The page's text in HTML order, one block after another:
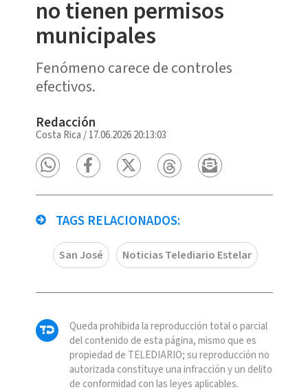
no tienen permisos
municipales
Fenómeno carece de controles
efectivos.
Redacción
Costa Rica /17.06.2026 20:13:03
TAGS RELACIONADOS:
San José Noticias Telediario Estelar
Queda prohibida la reproducción total o parcial
del contenido de esta página, mismo que es
propiedad de TELEDIARIO; su reproducción no
autorizada constituye una infracción y un delito
de conformidad con las leyes aplicables.